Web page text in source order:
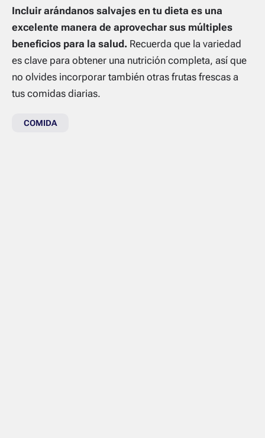
Incluir arándanos salvajes en tu dieta es una
excelente manera de aprovechar sus múltiples
beneficios para la salud. Recuerda que la variedad
es clave para obtener una nutrición completa, así que
no olvides incorporar también otras frutas frescas a
tus comidas diarias.
COMIDA